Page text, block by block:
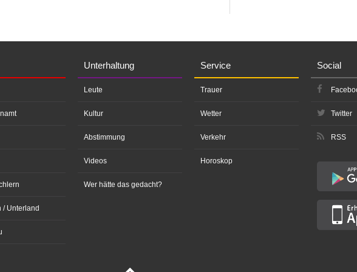
/ Unterland
Unterhaltung
Leute
Kultur
Abstimmung
Videos
Wer hätte das gedacht?
Service
Trauer
Wetter
Verkehr
Horoskop
Social
Twitter
RSS